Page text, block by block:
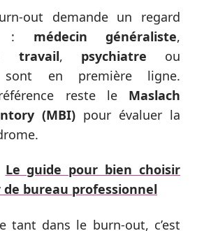
out demande un regard
: médecin généraliste,
travail, psychiatre ou
en première ligne.
reste le Maslach
(MBI) pour évaluer la
Le guide pour bien choisir
bureau professionnel
tant dans le burn-out, c’est